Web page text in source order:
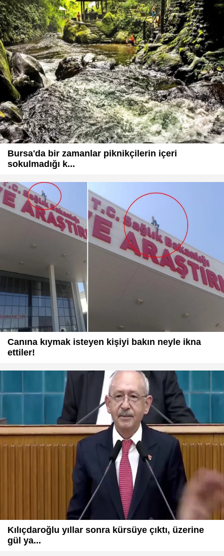
Bursa'da bir zamanlar piknikçilerin içeri
sokulmadığı k...
Canına kıymak isteyen kişiyi bakın neyle ikna
ettiler!
Kılıçdaroğlu yıllar sonra kürsüye çıktı, üzerine
gül ya...